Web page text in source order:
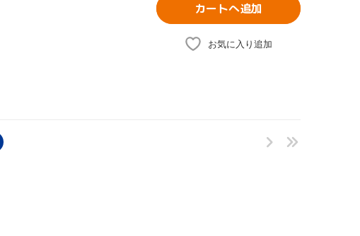
カートへ追加
お気に入り追加